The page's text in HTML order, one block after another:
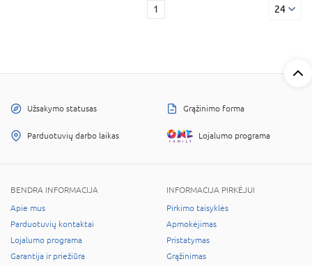
1 24
Užsakymo statusas Grąžinimo forma
Parduotuvių darbo laikas Lojalumo programa
BENDRA INFORMACIJA
Apie mus
Parduotuvių kontaktai
Lojalumo programa
Garantija ir priežiūra
INFORMACIJA PIRKĖJUI
Pirkimo taisyklės
Apmokėjimas
Pristatymas
Grąžinimas